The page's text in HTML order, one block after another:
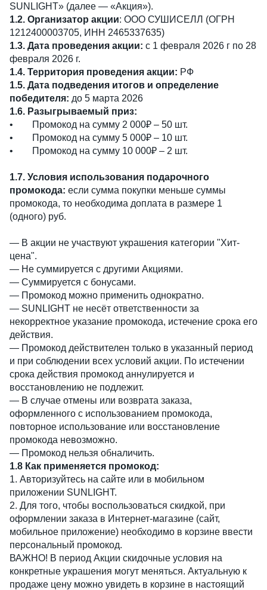
SUNLIGHT» (далее — «Акция»).
1.2. Организатор акции: ООО СУШИСЕЛЛ (ОГРН
1212400003705, ИНН 2465337635)
1.3. Дата проведения акции: с 1 февраля 2026 г по 28
февраля 2026 г.
1.4. Территория проведения акции: РФ
1.5. Дата подведения итогов и определение
победителя: до 5 марта 2026
1.6. Разыгрываемый приз:
• Промокод на сумму 2 000₽ – 50 шт.
• Промокод на сумму 5 000₽ – 10 шт.
• Промокод на сумму 10 000₽ – 2 шт.
1.7. Условия использования подарочного
промокода: если сумма покупки меньше суммы
промокода, то необходима доплата в размере 1
(одного) руб.
— В акции не участвуют украшения категории "Хит-
цена".
— Не суммируется с другими Акциями.
— Суммируется с бонусами.
— Промокод можно применить однократно.
— SUNLIGHT не несёт ответственности за
некорректное указание промокода, истечение срока его
действия.
— Промокод действителен только в указанный период
и при соблюдении всех условий акции. По истечении
срока действия промокод аннулируется и
восстановлению не подлежит.
— В случае отмены или возврата заказа,
оформленного с использованием промокода,
повторное использование или восстановление
промокода невозможно.
— Промокод нельзя обналичить.
1.8 Как применяется промокод:
1. Авторизуйтесь на сайте или в мобильном
приложении SUNLIGHT.
2. Для того, чтобы воспользоваться скидкой, при
оформлении заказа в Интернет-магазине (сайт,
мобильное приложение) необходимо в корзине ввести
персональный промокод.
ВАЖНО! В период Акции скидочные условия на
конкретные украшения могут меняться. Актуальную к
продаже цену можно увидеть в корзине в настоящий